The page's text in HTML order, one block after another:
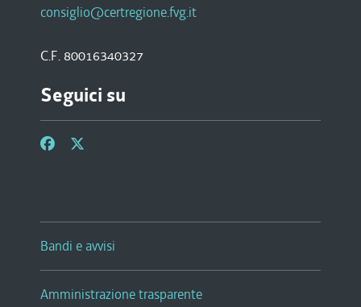
consiglio@certregione.fvg.it
C.F. 80016340327
Seguici su
Bandi e avvisi
Amministrazione trasparente